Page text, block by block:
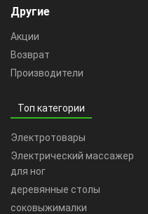
Другие
Акции
Возврат
Производители
Топ категории
Электротовары
Электрический массажер
для ног
деревянные столы
соковыжималки